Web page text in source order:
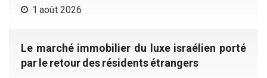
1 août 2026
Le marché immobilier du luxe israélien porté
par le retour des résidents étrangers